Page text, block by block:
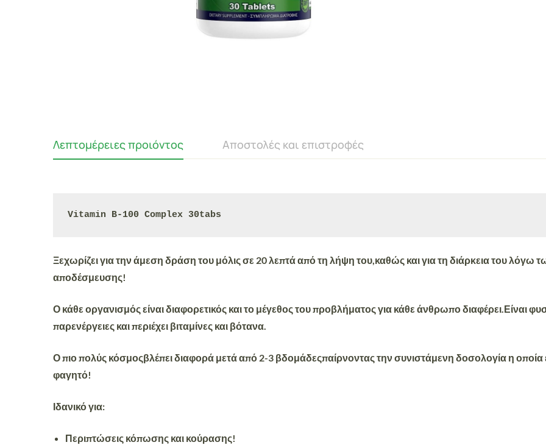
Λεπτομέρειες προιόντος Αποστολές και επιστροφές
Vitamin B-100 Complex 30tabs
Ξεχωρίζει για την άμεση δράση του μόλις σε 20 λεπτά από τη λήψη του,καθώς και για τη διάρκεια του λόγω
αποδέσμευσης!
Ο κάθε οργανισμός είναι διαφορετικός και το μέγεθος του προβλήματος για κάθε άνθρωπο διαφέρει.Είναι
παρενέργειες και περιέχει βιταμίνες και βότανα.
Ο πιο πολύς κόσμοςβλέπει διαφορά μετά από 2-3 βδομάδεςπαίρνοντας την συνιστάμενη δοσολογία η
φαγητό!
Ιδανικό για:
Περιπτώσεις κόπωσης και κούρασης!